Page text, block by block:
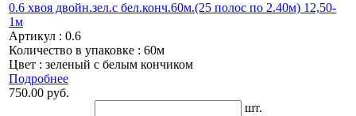
0.6 хвоя двойн.зел.с бел.конч.60м.(25 полос по 2.40м) 12,50-
1м
Артикул : 0.6
Количество в упаковке : 60м
Цвет : зеленый с белым кончиком
Подробнее
750.00 руб.
шт.